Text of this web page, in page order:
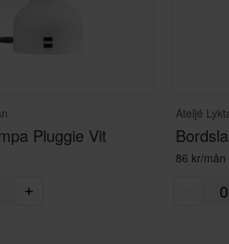
Pluggie Vit
Ateljé
86 kr/mån